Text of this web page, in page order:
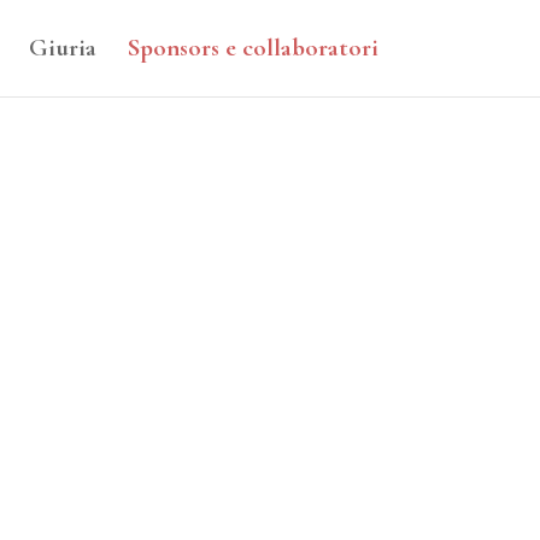
Giuria Sponsors e collaboratori